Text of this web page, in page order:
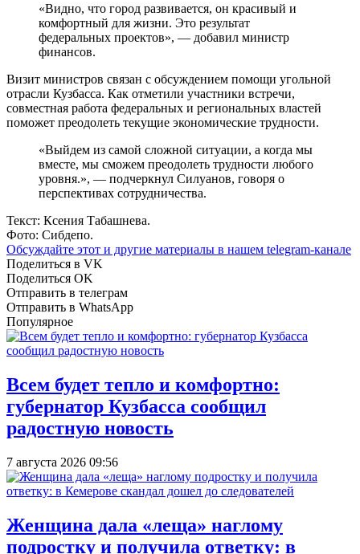
«Видно, что город развивается, он красивый и
комфортный для жизни. Это результат
федеральных проектов», — добавил министр
финансов.
Визит министров связан с обсуждением помощи угольной
отрасли Кузбасса. Как отметили участники встречи,
совместная работа федеральных и региональных властей
поможет преодолеть текущие экономические трудности.
«Выйдем из самой сложной ситуации, а когда мы
вместе, мы сможем преодолеть трудности любого
уровня.», — подчеркнул Силуанов, говоря о
перспективах сотрудничества.
Текст: Ксения Табашнева.
Фото: Сибдепо.
Обсуждайте этот и другие материалы в нашем telegram-канале
Поделиться в VK
Поделиться OK
Отправить в телеграм
Отправить в WhatsApp
Популярное
Всем будет тепло и комфортно:
губернатор Кузбасса сообщил
радостную новость
7 августа 2026 09:56
Женщина дала «леща» наглому
подростку и получила ответку: в